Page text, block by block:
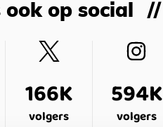
ook op social
166K
volgers
594K
volgers